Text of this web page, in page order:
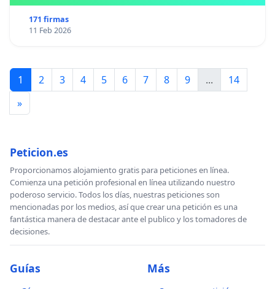
171 firmas
11 Feb 2026
1 2 3 4 5 6 7 8 9 ...
14
»
Peticion.es
Proporcionamos alojamiento gratis para peticiones en línea.
Comienza una petición profesional en línea utilizando nuestro
poderoso servicio. Todos los días, nuestras peticiones son
mencionadas por los medios, así que crear una petición es una
fantástica manera de destacar ante el publico y los tomadores de
decisiones.
Guías Más